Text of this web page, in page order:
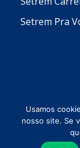
Setrem Pra
Usamos
nosso site. Se